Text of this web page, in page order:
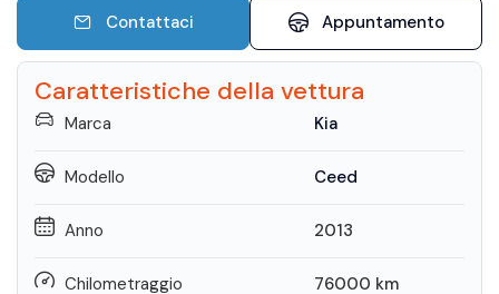
Contattaci Appuntamento
Caratteristiche della vettura
Marca Kia
Modello Ceed
Anno 2013
Chilometraggio 76000 km